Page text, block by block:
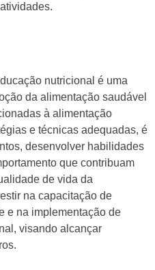
nutricional é uma
da alimentação saudável
à alimentação
e técnicas adequadas, é
desenvolver habilidades
que contribuam
de vida da
na capacitação de
e na implementação de
visando alcançar